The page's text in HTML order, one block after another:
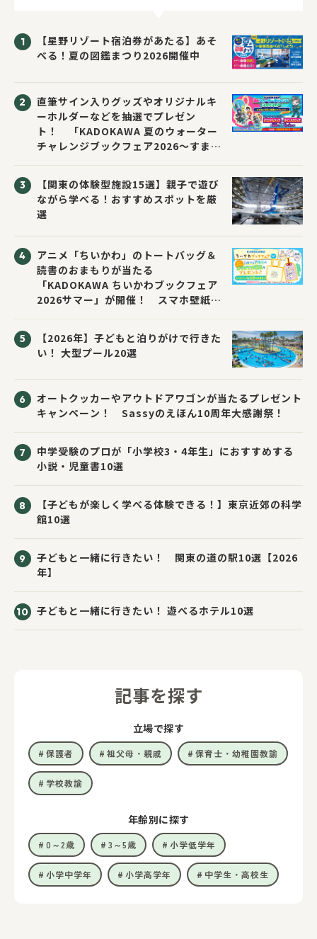
【星野リゾート宿泊券があたる】あそ
べる！夏の図鑑まつり2026開催中
直筆サイン入りグッズやオリジナルキ
ーホルダーなどを抽選でプレゼン
ト！ 「KADOKAWA 夏のウォーター
チャレンジブックフェア2026～すまな
【関東の体験型施設15選】親子で遊び
ながら学べる！おすすめスポットを厳
選
アニメ「ちいかわ」のトートバッグ＆
読書のおまもりが当たる
「KADOKAWA ちいかわブックフェア
2026サマー」が開催！ スマホ壁紙は
【2026年】子どもと泊りがけで行きた
い！ 大型プール20選
オートクッカーやアウトドアワゴンが当たるプレゼント
キャンペーン！ Sassyのえほん10周年大感謝祭！
中学受験のプロが「小学校3・4年生」におすすめする
小説・児童書10選
【子どもが楽しく学べる体験できる！】東京近郊の科学
館10選
子どもと一緒に行きたい！ 関東の道の駅10選【2026
年】
子どもと一緒に行きたい！ 遊べるホテル10選
記事を探す
立場で探す
保護者 祖父母・親戚 保育士・幼稚園教諭
学校教諭
年齢別に探す
0～2歳 3～5歳 小学低学年
小学中学年 小学高学年 中学生・高校生